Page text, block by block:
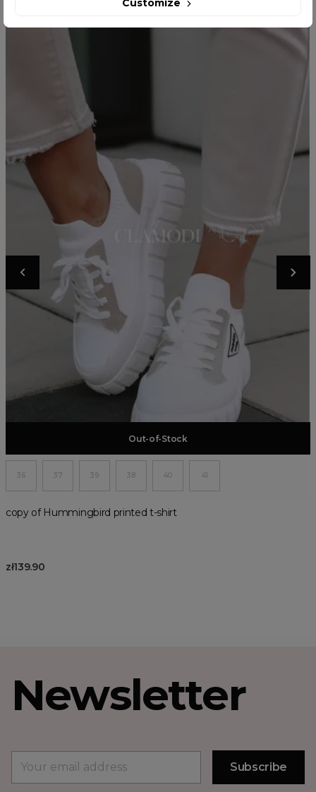
Add to basket
Out-of-Stock
36 37 39 38 40 41
copy of Hummingbird printed t-shirt
zł139.90
Newsletter
Customize